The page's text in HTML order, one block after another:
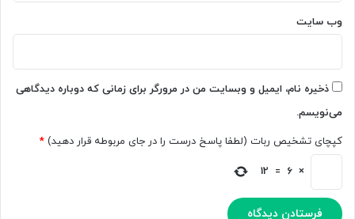
وب‌ سایت
ذخیره نام، ایمیل و وبسایت من در مرورگر برای زمانی که دوباره دیدگاهی
می‌نویسم.
کپچای تشخیص ربات (لطفا پاسخ درست را در جای مربوطه قرار دهید) *
×
6
=
12